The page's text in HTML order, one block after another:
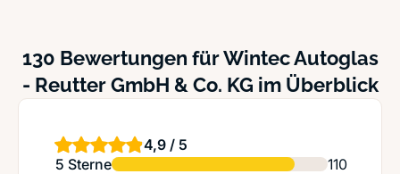
130 Bewertungen für Wintec Autoglas
- Reutter GmbH & Co. KG im Überblick
4,9 / 5
5 Sterne
110